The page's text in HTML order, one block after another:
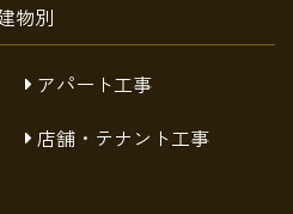
物別
アパート工事
店舗・テナント工事